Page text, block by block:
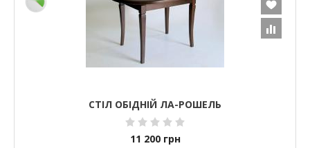
СТІЛ ОБІДНІЙ ЛА-РОШЕЛЬ
11 200 грн